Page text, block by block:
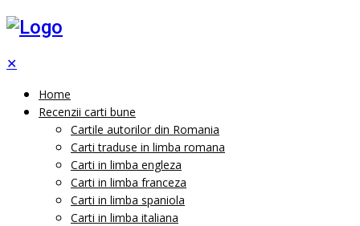
✕
Home
Recenzii carti bune
Cartile autorilor din Romania
Carti traduse in limba romana
Carti in limba engleza
Carti in limba franceza
Carti in limba spaniola
Carti in limba italiana